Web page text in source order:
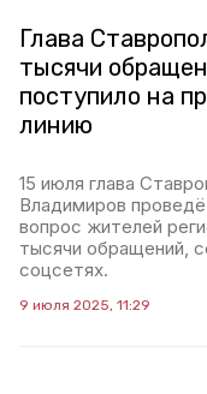
Глава
тысячи
поступило на
линию
15 июля глава
Владимиров
вопрос жителей
тысячи обращений,
соцсетях.
9 июля 2025, 11:29